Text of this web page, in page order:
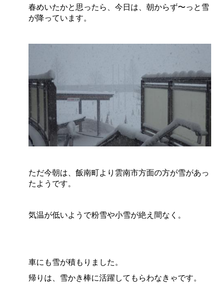
春めいたかと思ったら、今日は、朝からず〜っと雪
が降っています。
ただ今朝は、飯南町より雲南市方面の方が雪があっ
たようです。
気温が低いようで粉雪や小雪が絶え間なく。
車にも雪が積もりました。
帰りは、雪かき棒に活躍してもらわなきゃです。